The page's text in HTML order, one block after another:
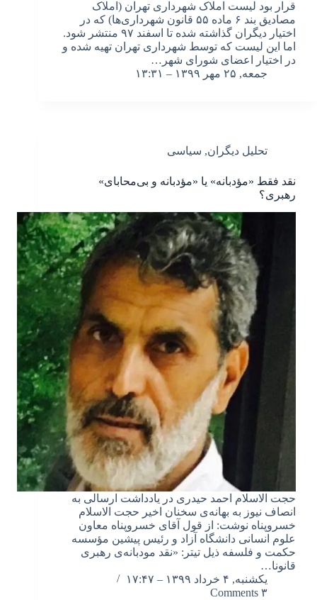
قرار بود لیست املاک شهرداری تهران (املاک
مصادیق بند ۶ ماده ۵۵ قانون شهرداری‌ها) که در
اختیار دیگران گذاشته شده تا اسفند ۹۷ منتشر شود.
اما این لیست که توسط شهرداری تهران تهیه شده و
در اختیار اعضای شورای شهر…
جمعه, ۲۵ مهر ۱۳۹۹ – ۱۳:۳۱
تحلیل دیگران, سیاسی
نقد فقط «مؤدبانه» یا «مؤدبانه و بی‌محابای»
رهبری؟
حجت الاسلام احمد حیدری در یادداشت ارسالی به
انصاف نیوز به بهانه‌ی سخنان اخیر حجت الاسلام
خسروپناه نوشت: از قول آقای خسروپناه معاون
علوم انسانی دانشگاه آزاد و رئیس پیشین مؤسسه
حکمت و فلسفه ذیل تیتر: «نقد مودبانه‌ی رهبری
قانونا…
یکشنبه, ۴ خرداد ۱۳۹۹ – ۱۷:۴۷
۳ Comments